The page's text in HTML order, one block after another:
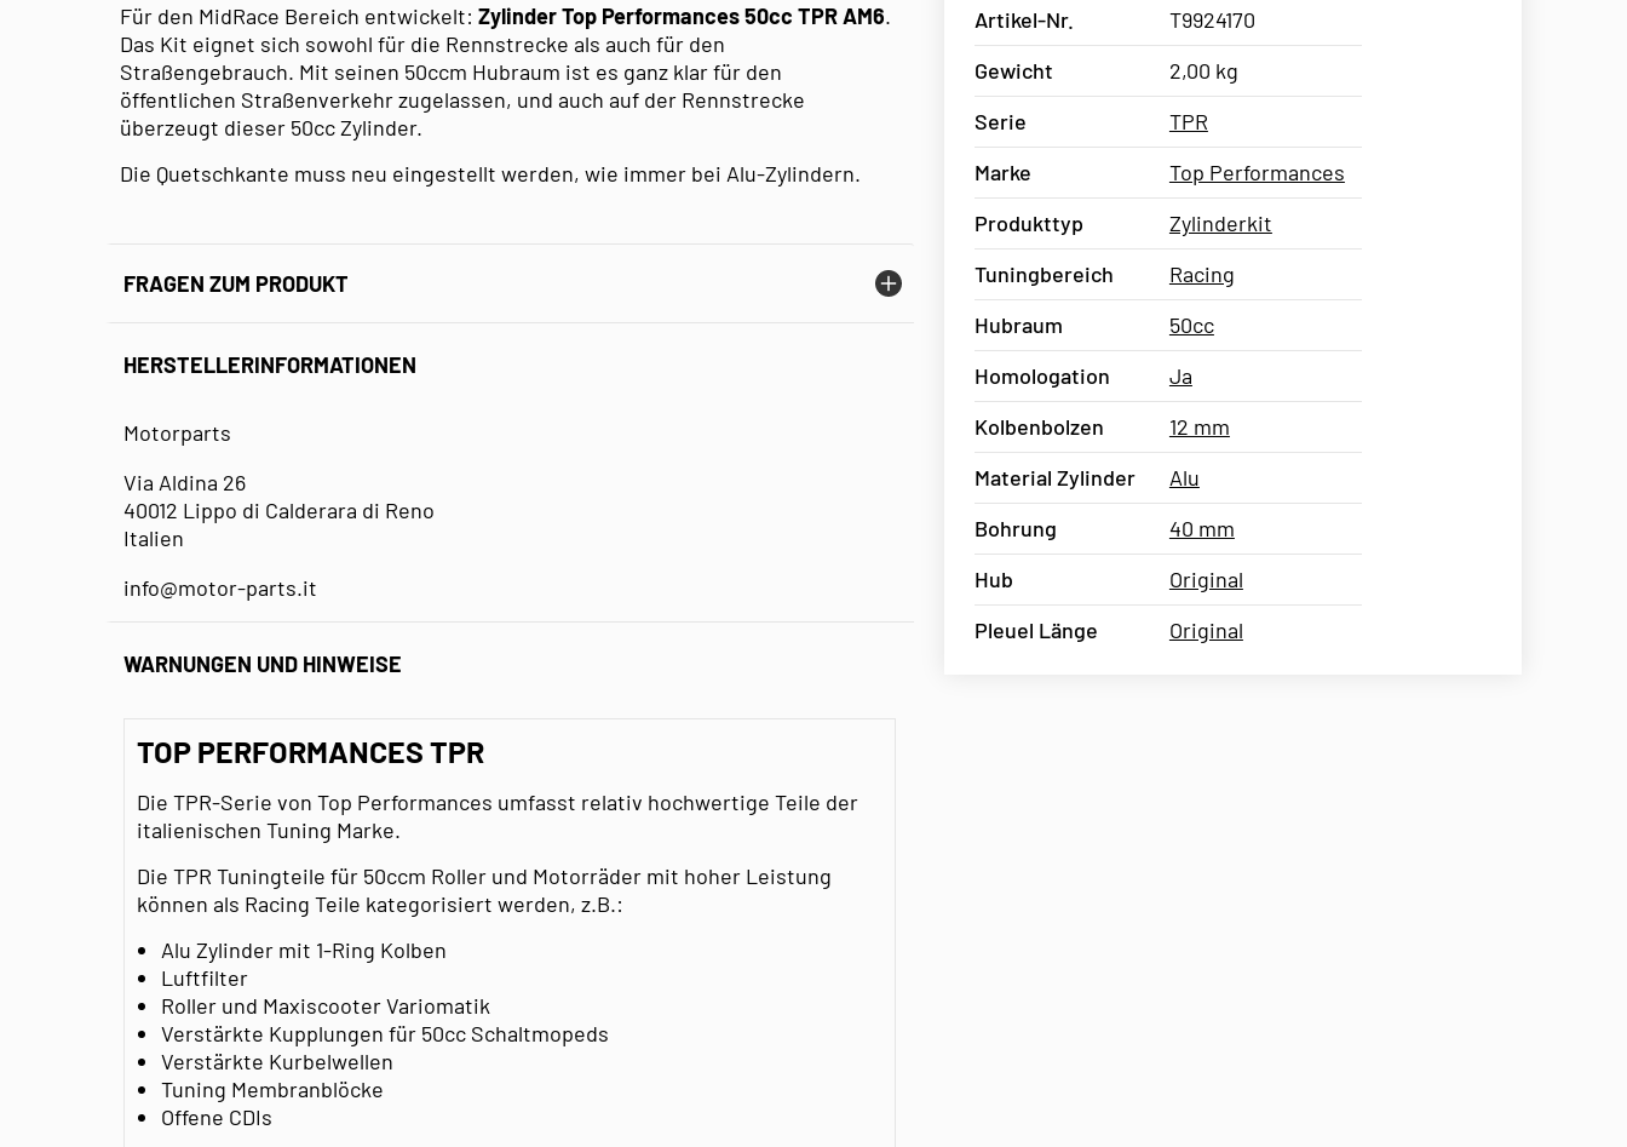
Für den MidRace Bereich entwickelt: Zylinder Top Performances 50cc TPR AM6.
Das Kit eignet sich sowohl für die Rennstrecke als auch für den
Straßengebrauch. Mit seinen 50ccm Hubraum ist es ganz klar für den
öffentlichen Straßenverkehr zugelassen, und auch auf der Rennstrecke
überzeugt dieser 50cc Zylinder.
Die Quetschkante muss neu eingestellt werden, wie immer bei Alu-Zylindern.
FRAGEN ZUM PRODUKT
HERSTELLERINFORMATIONEN
Motorparts
Via Aldina 26
40012 Lippo di Calderara di Reno
Italien
info@motor-parts.it
WARNUNGEN UND HINWEISE
TOP PERFORMANCES TPR
Die TPR-Serie von Top Performances umfasst relativ hochwertige Teile der
italienischen Tuning Marke.
Die TPR Tuningteile für 50ccm Roller und Motorräder mit hoher Leistung
können als Racing Teile kategorisiert werden, z.B.:
Alu Zylinder mit 1-Ring Kolben
Luftfilter
Roller und Maxiscooter Variomatik
Verstärkte Kupplungen für 50cc Schaltmopeds
Verstärkte Kurbelwellen
Tuning Membranblöcke
Offene CDIs
Artikel-Nr.
T9924170
Gewicht
2,00 kg
Serie
TPR
Marke
Top Performances
Produkttyp
Zylinderkit
Tuningbereich
Racing
Hubraum
50cc
Homologation
Ja
Kolbenbolzen
12 mm
Material Zylinder
Alu
Bohrung
40 mm
Hub
Original
Pleuel Länge
Original